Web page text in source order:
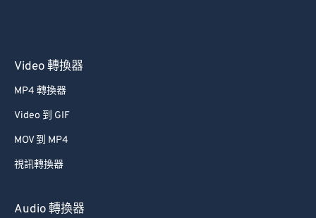
Video 轉換器
MP4 轉換器
Video 到 GIF
MOV 到 MP4
視訊轉換器
Audio 轉換器